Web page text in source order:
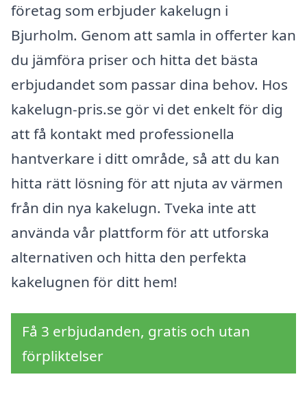
företag som erbjuder kakelugn i
Bjurholm. Genom att samla in offerter kan
du jämföra priser och hitta det bästa
erbjudandet som passar dina behov. Hos
kakelugn-pris.se gör vi det enkelt för dig
att få kontakt med professionella
hantverkare i ditt område, så att du kan
hitta rätt lösning för att njuta av värmen
från din nya kakelugn. Tveka inte att
använda vår plattform för att utforska
alternativen och hitta den perfekta
kakelugnen för ditt hem!
Få 3 erbjudanden, gratis och utan
förpliktelser